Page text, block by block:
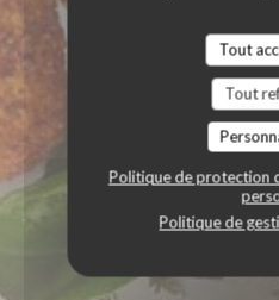
Tout
Tout
Politique de protection
Politique de